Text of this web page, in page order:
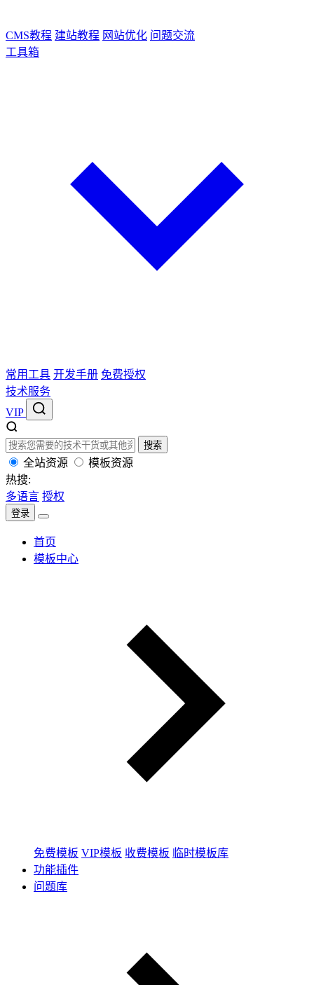
CMS教程 建站教程 网站优化 问题交流
工具箱
常用工具 开发手册 免费授权
技术服务
VIP
搜索
全站资源
模板资源
热搜:
多语言 授权
登录
首页
模板中心
免费模板 VIP模板 收费模板 临时模板库
功能插件
问题库